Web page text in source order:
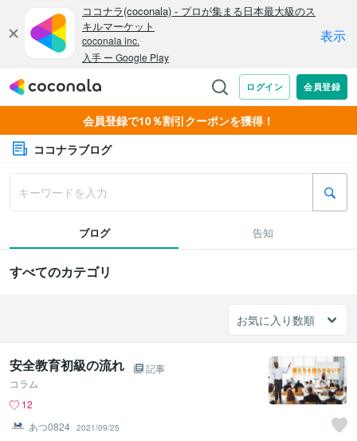
会員登録で10％割引クーポンを獲得！
ココナラブログ
ブログ 告知
すべてのカテゴリ
安全教育初級の流れ
記事
コラム
12
あつ0824 2021/09/25